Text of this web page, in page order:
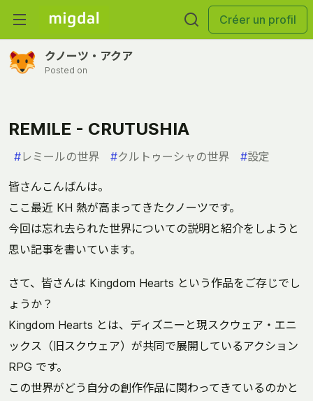
Créer un profil
クノーツ・アクア
Posted on
REMILE - CRUTUSHIA
#レミールの世界 #クルトゥーシャの世界 #設定
皆さんこんばんは。
ここ最近 KH 熱が高まってきたクノーツです。
今回は忘れ去られた世界についての説明と紹介をしようと
思い記事を書いています。
さて、皆さんは Kingdom Hearts という作品をご存じでし
ょうか？
Kingdom Hearts とは、ディズニーと現スクウェア・エニ
ックス（旧スクウェア）が共同で展開しているアクション
RPG です。
この世界がどう自分の創作作品に関わってきているのかと